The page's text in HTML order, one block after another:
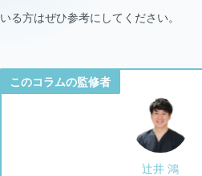
いる方はぜひ参考にしてください。
このコラムの監修者
辻井 鴻